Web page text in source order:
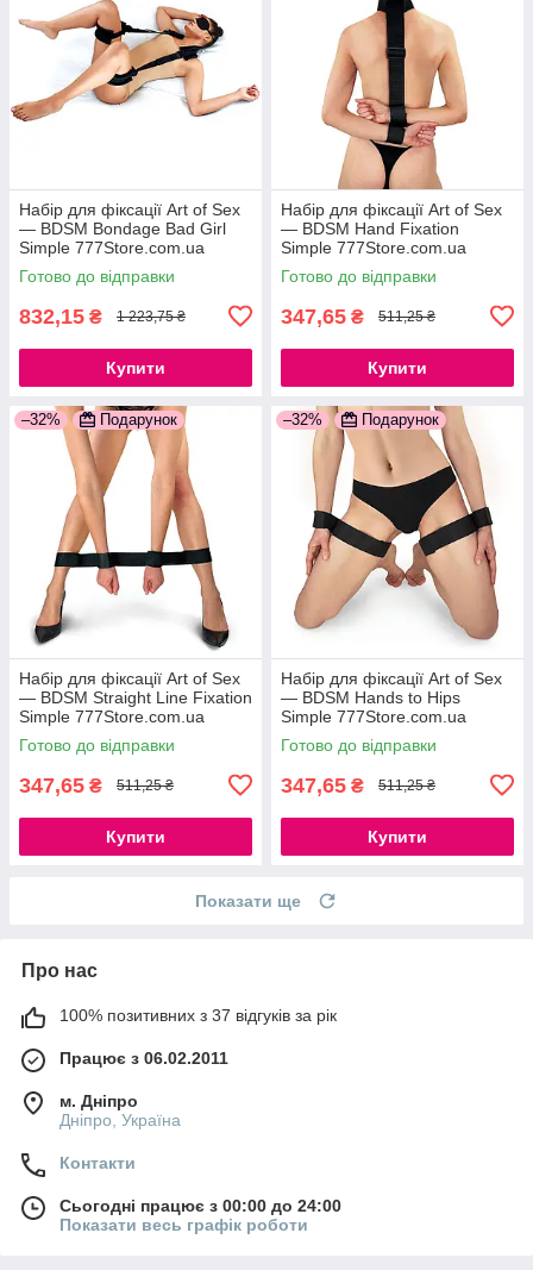
Набір для фіксації Art of Sex
— BDSM Bondage Bad Girl
Simple 777Store.com.ua
Готово до відправки
832,15 ₴ 1 223,75 ₴
Купити
Набір для фіксації Art of Sex
— BDSM Hand Fixation
Simple 777Store.com.ua
Готово до відправки
347,65 ₴ 511,25 ₴
Купити
–32% Подарунок
Набір для фіксації Art of Sex
— BDSM Straight Line Fixation
Simple 777Store.com.ua
Готово до відправки
347,65 ₴ 511,25 ₴
Купити
–32% Подарунок
Набір для фіксації Art of Sex
— BDSM Нands to Hips
Simple 777Store.com.ua
Готово до відправки
347,65 ₴ 511,25 ₴
Купити
Показати ще
Про нас
100% позитивних з 37 відгуків за рік
Працює з 06.02.2011
м. Дніпро
Дніпро, Україна
Контакти
Сьогодні працює з 00:00 до 24:00
Показати весь графік роботи